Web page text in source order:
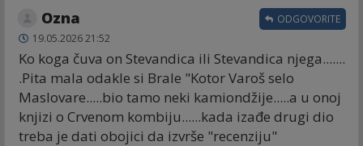
Ozna
19.05.2026 21:52
Ko koga čuva on Stevandica ili Stevandica njega.......
.Pita mala odakle si Brale "Kotor Varoš selo
Maslovare.....bio tamo neki kamiondžije.....a u onoj
knjizi o Crvenom kombiju......kada izađe drugi dio
treba je dati obojici da izvrše "recenziju"
ODGOVORITE